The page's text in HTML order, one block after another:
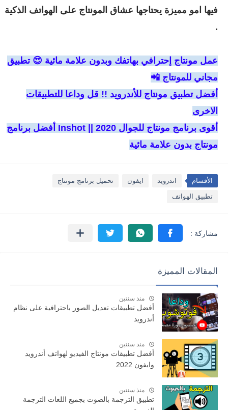
فيها امو مميزة يحتاجها عشاق المونتاج على الهواتف الذكية
.
عمل مونتاج إحترافي بهاتفك وبدون علامة مائية 😍 تطبيق
مجاني للمونتاج 📲
أفضل تطبيق مونتاج للأندرويد !! قل وداعا للتطبيقات
الاخرى
أقوى برنامج مونتاج للجوال 2020 || Inshot أفضل برنامج
مونتاج بدون علامة مائية
الأقسام اندرويد ايفون تحميل برنامج مونتاج
تطبيق الهواتف
المقالات المميزة
منذ سنتين
أفضل تطبيقات تعديل الصور باحترافية على نظام
أندرويد
منذ سنتين
أفضل تطبيقات مونتاج الفيديو لهواتف أندرويد
وايفون 2022
منذ سنتين
تطبيق الترجمة بالصوت بجميع اللغات الترجمة